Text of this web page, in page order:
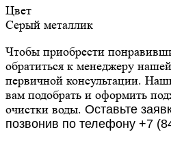
Цвет
Серый металлик
Чтобы приобрести
обратиться к менеджеру
первичной консультации.
вам подобрать и оформить
очистки воды. Оставьте
позвонив по телефону +7